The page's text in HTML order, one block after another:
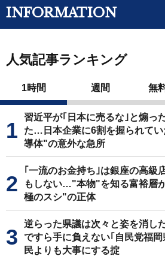
INFORMATION
人気記事ランキング
1時間 週間 無
習近平が｢日本に売るな｣と煽っ
た…日本企業に6割を握られて
導体"の意外な急所
｢一流のお金持ち｣は銀座の高級
もしない…"本物"を知る富裕層
極のスシ"の正体
逆らった県議は次々と姿を消し
ですら手に負えない｢自民党福
民よりも大事にする掟